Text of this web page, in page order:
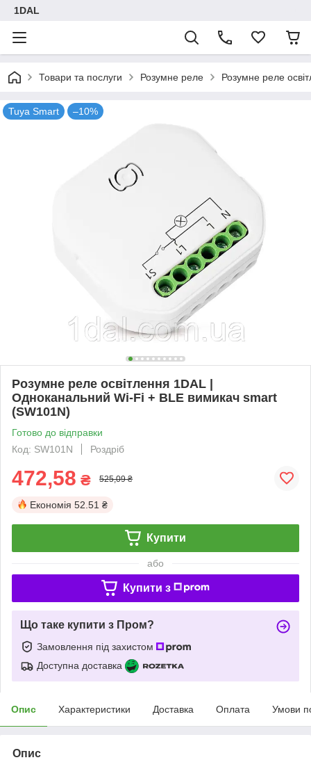
1DAL
Товари та послуги Розумне реле Розумне реле
Tuya Smart –10%
Розумне реле освітлення 1DAL |
Одноканальний Wi-Fi + BLE вимикач smart
(SW101N)
Готово до відправки
Код: SW101N
Роздріб
472,58 ₴ 525,09 ₴
Економія 52.51 ₴
Купити
або
Купити з
Що таке купити з Пром?
Замовлення під захистом
Доступна доставка
Опис Характеристики Доставка Оплата Умови
Опис